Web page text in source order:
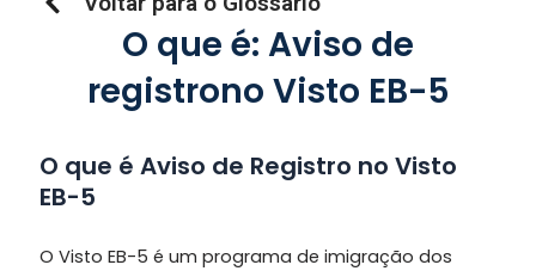
O que é: Aviso de
registrono Visto EB-5
O que é Aviso de Registro no Visto
EB-5
O Visto EB-5 é um programa de imigração dos